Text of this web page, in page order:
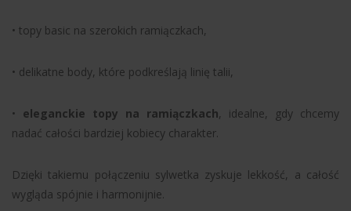
• topy basic na szerokich ramiączkach,
• delikatne body, które podkreślają linię talii,
• eleganckie topy na ramiączkach, idealne, gdy chcemy
nadać całości bardziej kobiecy charakter.
Dzięki takiemu połączeniu sylwetka zyskuje lekkość, a całość
wygląda spójnie i harmonijnie.